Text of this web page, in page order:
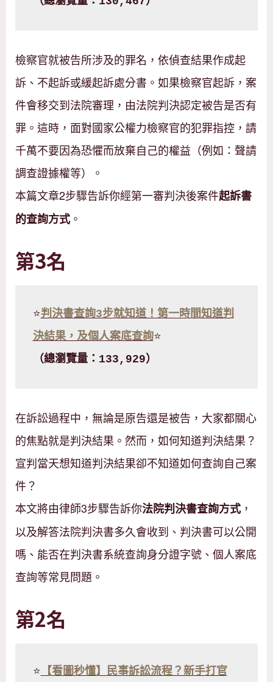
檢察官就被告所涉及的罪名，依偵查結果作成起
訴、不起訴或緩起訴處分書。如果檢察官起訴，案
件會移交到法院審理，由法院判決認定被告是否有
罪。這時，面對國家公權力檢察官的犯罪指控，請
千萬不要因為恐懼而放棄自己的權益（例如：聲請
調查證據權等）。
本篇文章2步驟告訴你經第一審判決後案件起訴書
的查詢方式。
第3名
⭐判決書查詢3步就知道！第一時間知道判
決結果，及個人案底查詢⭐
（總瀏覽量：133,929）
在訴訟過程中，無論是原告還是被告，大家都關心
的焦點就是判決結果。然而，如何知道判決結果？
宣判當天想知道判決結果卻不知道如何查詢自己案
件？
本文將由律師3步驟告訴你法院判決書查詢方式，
以及解答法院判決書多久會收到、判決書可以公開
嗎、能否在判決書系統查詢身分證字號、個人案底
查詢等常見問題。
第2名
⭐ 【看圖秒懂】民事訴訟流程？新手打官